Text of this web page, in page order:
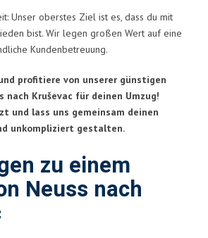
Unser oberstes Ziel ist es, dass du mit
bist. Wir legen großen Wert auf eine
Kundenbetreuung.
profitiere von unserer günstigen
nach Kruševac für deinen Umzug!
und lass uns gemeinsam deinen
unkompliziert gestalten.
zu einem
Neuss nach